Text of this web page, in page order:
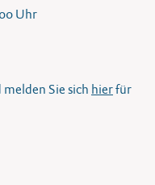
Uhr
Sie sich hierfür